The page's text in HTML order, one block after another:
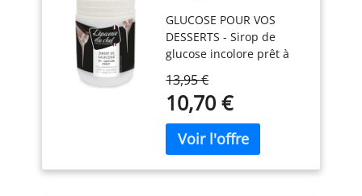
l’emploi - Pour
Pâtisseries,
Desserts,
Confiseries & Glaces
- Fabriqué en France
- EDC8685
GLUCOSE POUR VOS
DESSERTS - Sirop de
glucose incolore prêt à
confection de desserts,
confiseries, glaces,
mousses et autres
pâtisseries. Très
polyvalent, ses propriétés
de conservation,
13,95 €
10,70 €